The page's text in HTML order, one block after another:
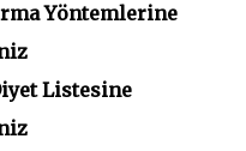
Yöntemlerine
Listesine